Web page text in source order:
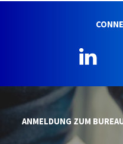
ANMELDUNG ZUM